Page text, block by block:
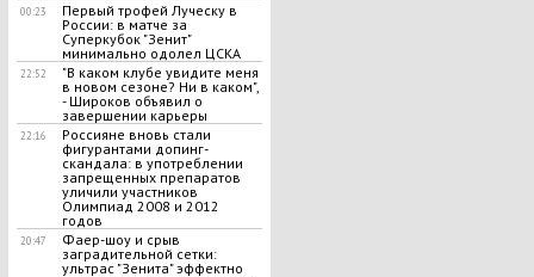
00:23
Первый трофей Луческу в
России: в матче за
Суперкубок "Зенит"
минимально одолел ЦСКА
22:52
"В каком клубе увидите меня
в новом сезоне? Ни в каком",
- Широков объявил о
завершении карьеры
22:16
Россияне вновь стали
фигурантами допинг-
скандала: в употреблении
запрещенных препаратов
уличили участников
Олимпиад 2008 и 2012
годов
20:47
Фаер-шоу и срыв
заградительной сетки:
ультрас "Зенита" эффектно